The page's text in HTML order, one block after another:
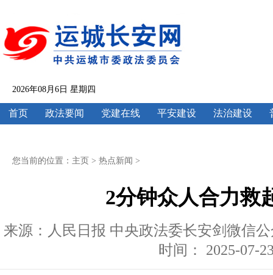
2026年08月6日 星期四
首页 政法要闻 党建在线 平安建设 法治建设
您当前的位置： 主页 > 热点新闻 >
2分钟众人合力救
来源：人民日报 中央政法委长安剑微信
时间： 2025-07-